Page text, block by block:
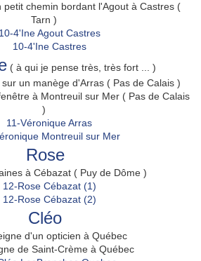
petit chemin bordant l'Agout à Castres (
Tarn )
( à qui je pense très, très fort ... )
un manège d'Arras ( Pas de Calais )
à Montreuil sur Mer ( Pas de Calais
)
Rose
à Cébazat ( Puy de Dôme )
Cléo
d'un opticien à Québec
de Saint-Crème à Québec